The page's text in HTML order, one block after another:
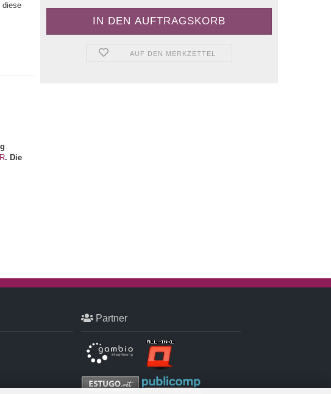
AUF DEN MERKZETTEL
diese
. Die
Partner